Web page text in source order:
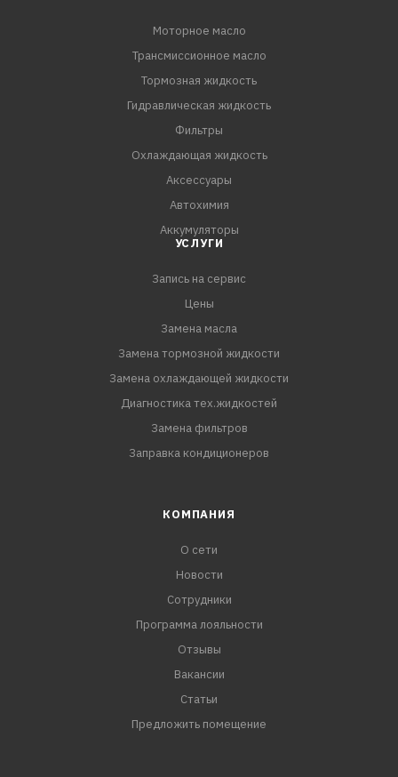
Моторное масло
Трансмиссионное масло
Тормозная жидкость
Гидравлическая жидкость
Фильтры
Охлаждающая жидкость
Аксессуары
Автохимия
Аккумуляторы
УСЛУГИ
Запись на сервис
Цены
Замена масла
Замена тормозной жидкости
Замена охлаждающей жидкости
Диагностика тех.жидкостей
Замена фильтров
Заправка кондиционеров
КОМПАНИЯ
О сети
Новости
Сотрудники
Программа лояльности
Отзывы
Вакансии
Статьи
Предложить помещение